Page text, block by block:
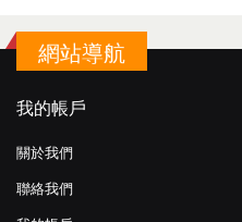
網站導航
我的帳戶
關於我們
聯絡我們